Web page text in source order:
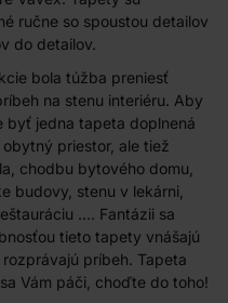
ručne so spoustou detailov
do detailov.
bola túžba preniesť
na stenu interiéru. Aby
byť jedna tapeta doplnená
priestor, ale tiež
chodbu bytového domu,
budovy, stenu v lekárni,
.... Fantázii sa
tieto tapety vnášajú
príbeh. Tapeta
Vám páči, choďte do toho!